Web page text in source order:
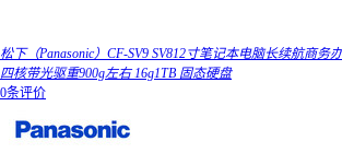
松下（Panasonic）CF-SV9 SV812寸笔记本电脑长续航商务
四核带光驱重900g左右 16g1TB 固态硬盘
0条评价